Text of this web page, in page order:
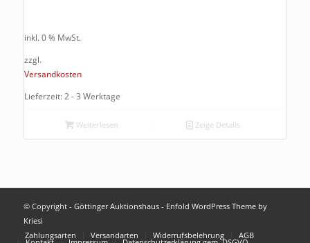
inkl. 0 % MwSt.
zzgl.
Versandkosten
Lieferzeit: 2 - 3 Werktage
Weiterlesen Zeige Details
© Copyright - Göttinger Auktionshaus- Enfold WordPress Theme by
Kriesi
Zahlungsarten
Versandarten Widerrufsbelehrung AGB